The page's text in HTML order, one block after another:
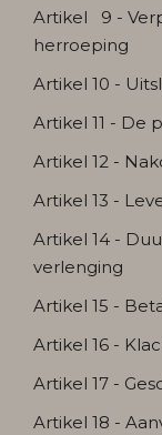
Artikel 9 -
herroeping
Artikel 10 -
Artikel 11 - De
Artikel 12 -
Artikel 13 -
Artikel 14 -
verlenging
Artikel 15 -
Artikel 16 -
Artikel 17 -
Artikel 18 -